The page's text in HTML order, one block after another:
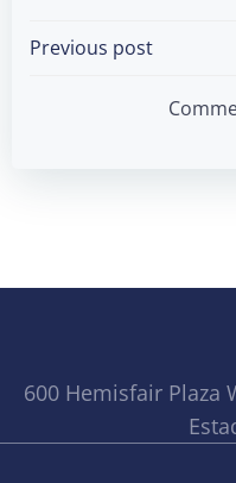
Post
Previous post
600 Hemisfair Plaza